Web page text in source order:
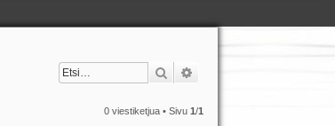
Etsi
0 viestiketjua • Sivu1/1